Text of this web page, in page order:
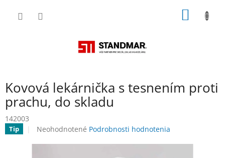
Kovová lekárnička s tesnením proti
prachu, do skladu
142003
Tip
Priemerné
Neohodnotené Podrobnosti hodnotenia